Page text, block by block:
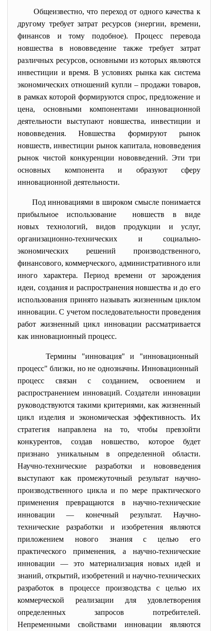
Общеизвестно, что переход от одного качества к
другому требует затрат ресурсов (энергии, времени,
финансов и тому подобное). Процесс перевода
новшества в нововведение также требует затрат
различных ресурсов, основными из которых являются
инвестиции и время. В условиях рынка как система
экономических отношений купли – продажи товаров,
в рамках которой формируются спрос, предложение и
цена, основными компонентами инновационной
деятельности выступают новшества, инвестиции и
нововведения. Новшества формируют рынок
новшеств, инвестиции рынок капитала, нововведения
рынок чистой конкуренции нововведений. Эти три
основных компонента и образуют сферу
инновационной деятельности.
Под инновациями в широком смысле понимается
прибыльное использование новшеств в виде
новых технологий, видов продукции и услуг,
организационно-технических и социально-
экономических решений производственного,
финансового, коммерческого, административного или
иного характера. Период времени от зарождения
идеи, создания и распространения новшества и до его
использования принято называть жизненным циклом
инновации. С учетом последовательности проведения
работ жизненный цикл инновации рассматривается
как инновационный процесс.
Термины "инновация" и "инновационный
процесс" близки, но не однозначны. Инновационный
процесс связан с созданием, освоением и
распространением инноваций. Создатели инновации
руководствуются такими критериями, как жизненный
цикл изделия и экономическая эффективность. Их
стратегия направлена на то, чтобы превзойти
конкурентов, создав новшество, которое будет
признано уникальным в определенной области.
Научно-технические разработки и нововведения
выступают как промежуточный результат научно-
производственного цикла и по мере практического
применения превращаются в научно-технические
инновации — конечный результат. Научно-
технические разработки и изобретения являются
приложением нового знания с целью его
практического применения, а научно-технические
инновации — это материализация новых идей и
знаний, открытий, изобретений и научно-технических
разработок в процессе производства с целью их
коммерческой реализации для удовлетворения
определенных запросов потребителей.
Непременными свойствами инновации являются